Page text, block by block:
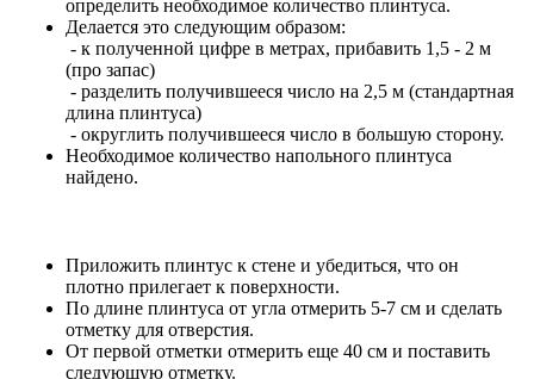
определить необходимое количество плинтуса.
Делается это следующим образом:
- к полученной цифре в метрах, прибавить 1,5 - 2 м
(про запас)
- разделить получившееся число на 2,5 м (стандартная
длина плинтуса)
- округлить получившееся число в большую сторону.
Необходимое количество напольного плинтуса
найдено.
Приложить плинтус к стене и убедиться, что он
плотно прилегает к поверхности.
По длине плинтуса от угла отмерить 5-7 см и сделать
отметку для отверстия.
От первой отметки отмерить еще 40 см и поставить
следующую отметку.